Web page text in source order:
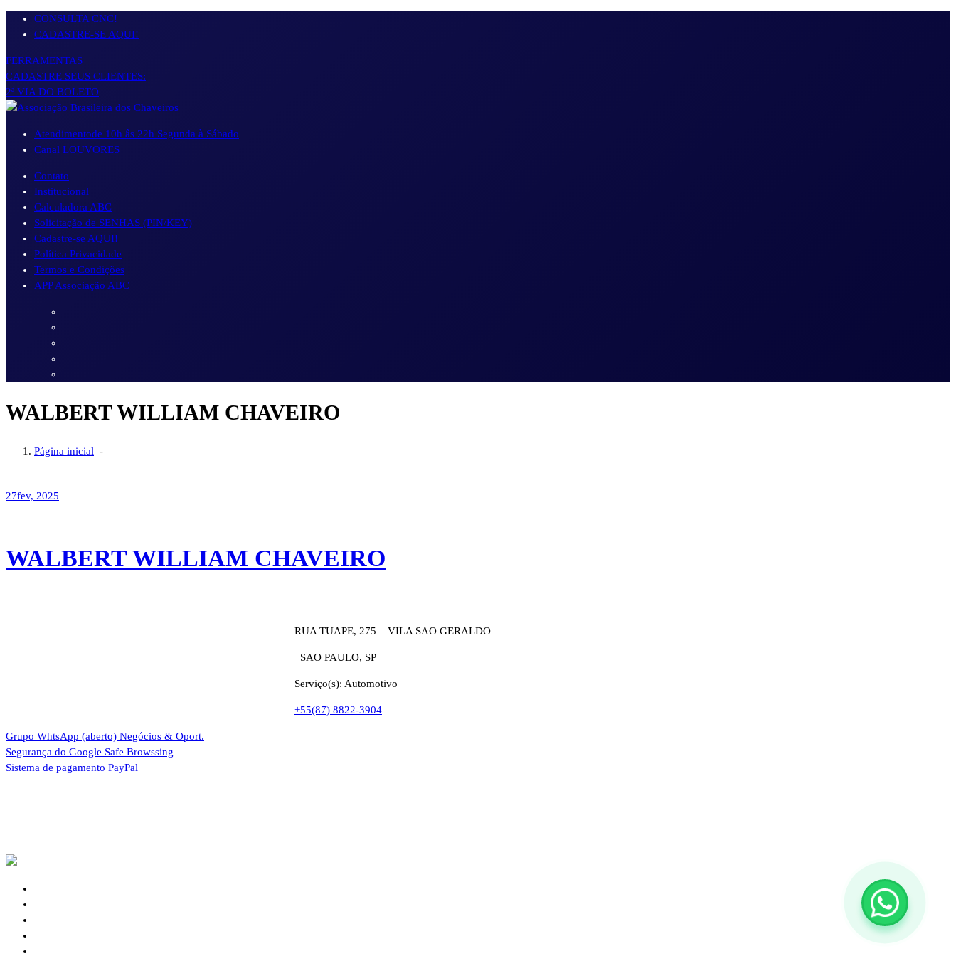
Pular
para
conteúdo
CONSULTA CNC!
CADASTRE-SE AQUI!
FERRAMENTAS
CADASTRE SEUS CLIENTES:
2ª VIA DO BOLETO
Atendimentode 10h âs 22h Segunda à Sábado
Canal LOUVORES
Contato
Institucional
Calculadora ABC
Solicitação de SENHAS (PIN/KEY)
Cadastre-se AQUI!
Política Privacidade
Termos e Condições
APP Associação ABC
WALBERT WILLIAM CHAVEIRO
Página inicial -
27fev, 2025
WALBERT WILLIAM CHAVEIRO
RUA TUAPE, 275 – VILA SAO GERALDO
SAO PAULO, SP
Serviço(s): Automotivo
+55(87) 8822-3904
Grupo WhtsApp (aberto) Negócios & Oport.
Segurança do Google Safe Browssing
Sistema de pagamento PayPal